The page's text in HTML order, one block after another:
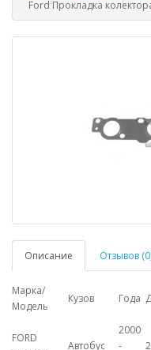
Ford Прокладка
Описание Отзывов
Марка/
Модель
Кузов Года
FORD
Автобус
2000
-